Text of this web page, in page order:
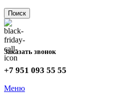
Поиск
Заказать звонок
+7 951 093 55 55
Меню